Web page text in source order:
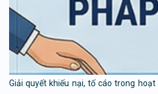
Giải quyết khiếu nại, tố cáo trong